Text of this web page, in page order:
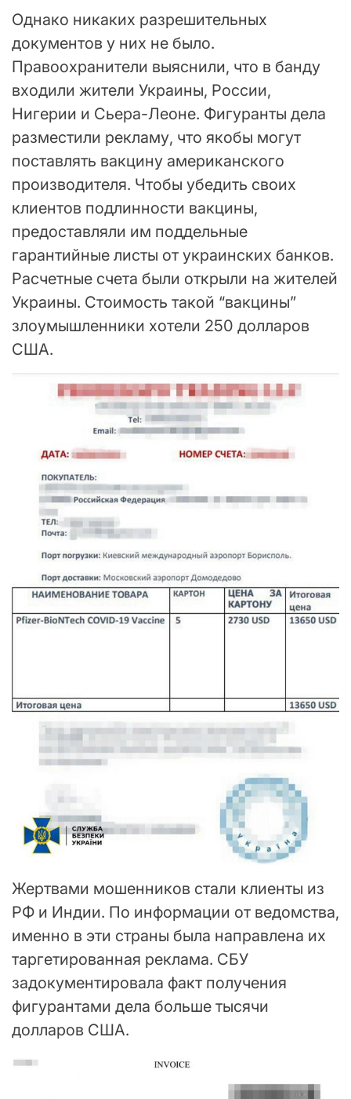
Однако никаких разрешительных
документов у них не было.
Правоохранители выяснили, что в банду
входили жители Украины, России,
Нигерии и Сьера-Леоне. Фигуранты дела
разместили рекламу, что якобы могут
поставлять вакцину американского
производителя. Чтобы убедить своих
клиентов подлинности вакцины,
предоставляли им поддельные
гарантийные листы от украинских банков.
Расчетные счета были открыли на жителей
Украины. Стоимость такой “вакцины”
злоумышленники хотели 250 долларов
США.
Жертвами мошенников стали клиенты из
РФ и Индии. По информации от ведомства,
именно в эти страны была направлена их
таргетированная реклама. СБУ
задокументировала факт получения
фигурантами дела больше тысячи
долларов США.